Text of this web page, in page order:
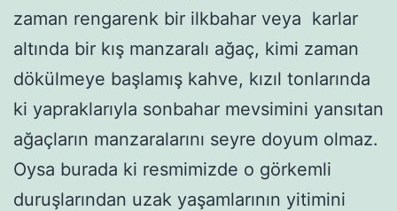
zaman rengarenk bir ilkbahar veya karlar
altında bir kış manzaralı ağaç, kimi zaman
dökülmeye başlamış kahve, kızıl tonlarında
ki yapraklarıyla sonbahar mevsimini yansıtan
ağaçların manzaralarını seyre doyum olmaz.
Oysa burada ki resmimizde o görkemli
duruşlarından uzak yaşamlarının yitimini